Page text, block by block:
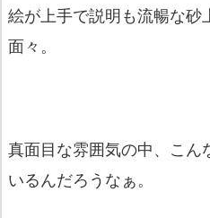
絵が上手で説明も流暢な砂
面々。
真面目な雰囲気の中、 こん
いるんだろうなぁ。